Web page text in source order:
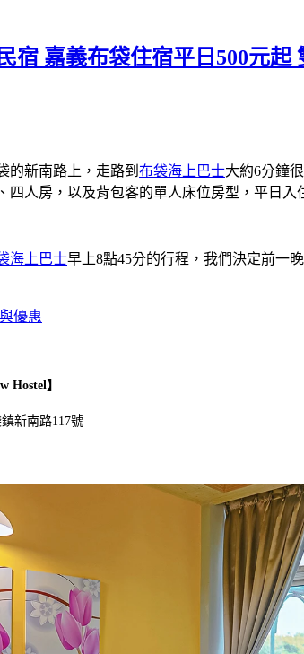
宿 嘉義布袋住宿平日500元
的新南路上，走路到 布袋海上巴士大約6分鐘
四人房，以及背包客的單人床位房型，平日入
海上巴士早上8點45分的行程，我們決定前一
優惠
Hostel】
新南路117號